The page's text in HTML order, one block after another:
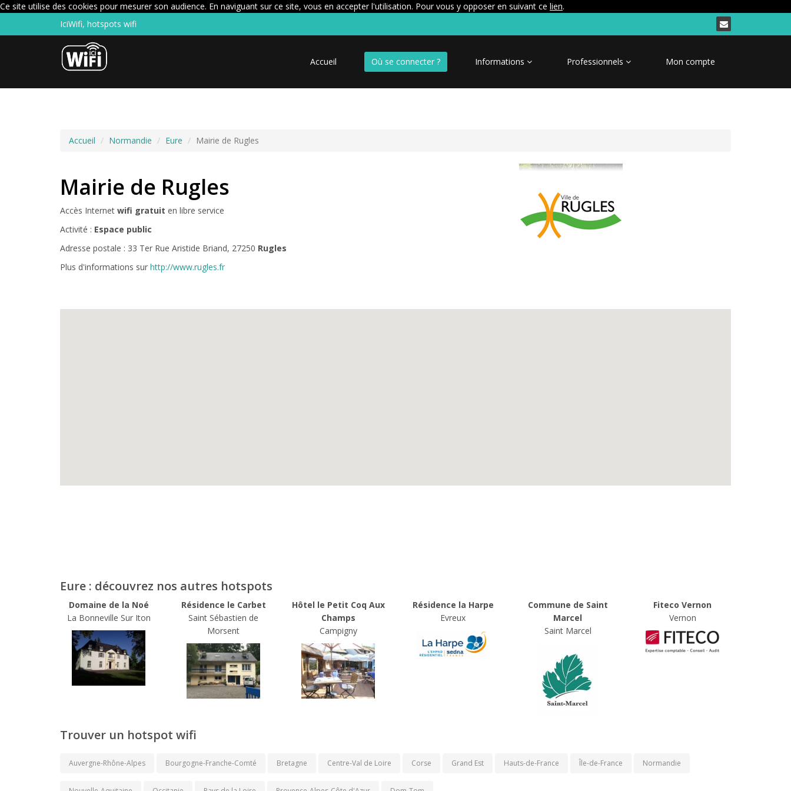
Ce site utilise des cookies pour mesurer son audience. En naviguant sur ce site, vous en accepter l'utilisation. Pour vous y opposer en suivant ce lien.
IciWifi, hotspots wifi
Accueil Où se connecter ? Informations Professionnels Mon compte
Accueil Normandie Eure Mairie de Rugles
Mairie de Rugles
Accès Internet wifi gratuit en libre service
Activité : Espace public
Adresse postale : 33 Ter Rue Aristide Briand, 27250 Rugles
Plus d'informations sur http://www.rugles.fr
Eure : découvrez nos autres hotspots
Domaine de la Noé
La Bonneville Sur Iton
Résidence le Carbet
Saint Sébastien de
Morsent
Hôtel le Petit Coq Aux
Champs
Campigny
Résidence la Harpe
Evreux
Commune de Saint
Marcel
Saint Marcel
Fiteco Vernon
Vernon
Trouver un hotspot wifi
Auvergne-Rhône-Alpes Bourgogne-Franche-Comté Bretagne Centre-Val de Loire Corse Grand Est Hauts-de-France Île-de-France Normandie